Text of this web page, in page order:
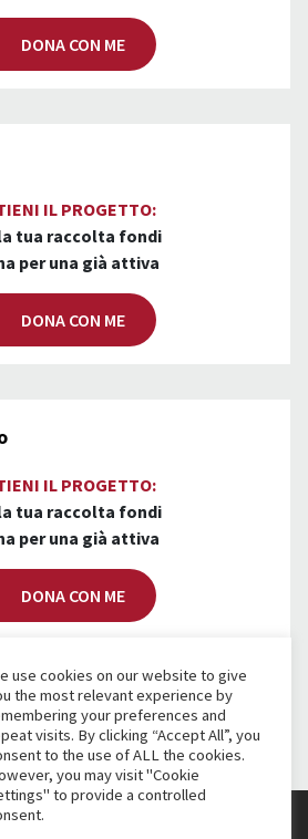
DONA CON ME
IL PROGETTO:
tua raccolta fondi
per una già attiva
DONA CON ME
IL PROGETTO:
tua raccolta fondi
per una già attiva
DONA CON ME
use cookies on our website to give
the most relevant experience by
your preferences and
visits. By clicking “Accept All”, you
to the use of ALL the cookies.
you may visit "Cookie
to provide a controlled